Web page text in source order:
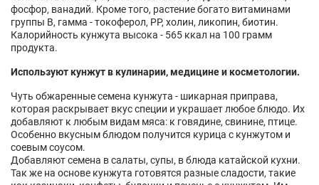
фосфор, ванадий. Кроме того, растение богато витаминами
группы В, гамма - токоферол, РР, холин, ликопин, биотин.
Калорийность кунжута высока - 565 ккал на 100 грамм
продукта.
Используют кунжут в кулинарии, медицине и косметологии.
Чуть обжаренные семена кунжута - шикарная приправа,
которая раскрывает вкус специи и украшает любое блюдо. Их
добавляют к любым видам мяса: к говядине, свинине, птице.
Особенно вкусным блюдом получится курица с кунжутом и
соевым соусом.
Добавляют семена в салаты, супы, в блюда катайской кухни.
Так же на основе кунжута готовятся разные сладости, такие